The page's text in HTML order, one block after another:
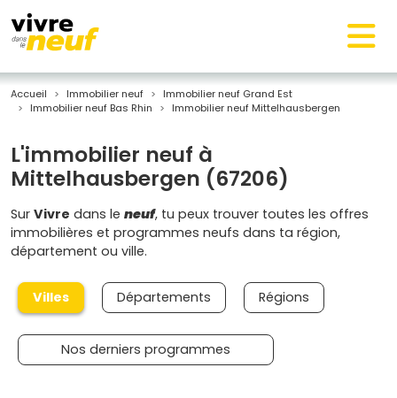
Accueil Immobilier neuf
Immobilier neuf Grand Est
Immobilier neuf Bas Rhin
Immobilier neuf Mittelhausbergen
L'immobilier neuf à
Mittelhausbergen (67206)
Sur Vivre dans le neuf, tu peux trouver toutes les offres
immobilières et programmes neufs dans ta région,
département ou ville.
Villes Départements Régions
Nos derniers programmes